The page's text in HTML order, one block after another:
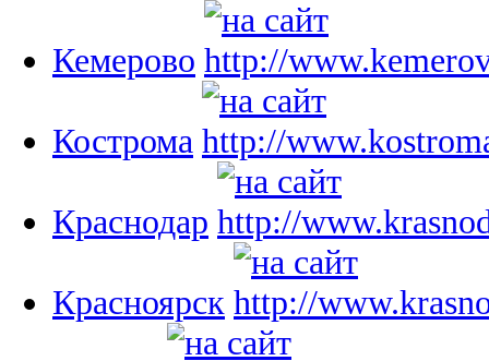
Кемерово
Кострома
Краснодар
Красноярск